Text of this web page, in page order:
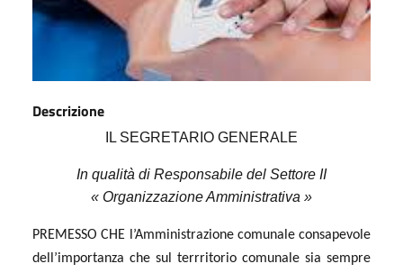
Descrizione
IL SEGRETARIO GENERALE
In qualità di Responsabile del Settore II
« Organizzazione Amministrativa »
PREMESSO CHE l’Amministrazione comunale consapevole
dell’importanza che sul terrritorio comunale sia sempre